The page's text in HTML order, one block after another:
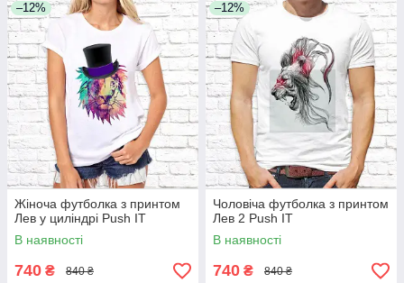
–12%
Жіноча футболка з принтом
Лев у циліндрі Push IT
В наявності
740 ₴ 840 ₴
–12%
Чоловіча футболка з принтом
Лев 2 Push IT
В наявності
740 ₴ 840 ₴